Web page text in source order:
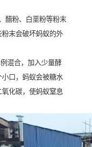
醋粉、白垩粉等粉末
末会破坏蚂蚁的外
混合，加入少量酵
口，蚂蚁会被糖水
化碳，使蚂蚁窒息